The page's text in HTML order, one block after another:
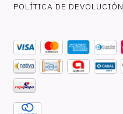
POLÍTICA DE DEVOLUCIÓN